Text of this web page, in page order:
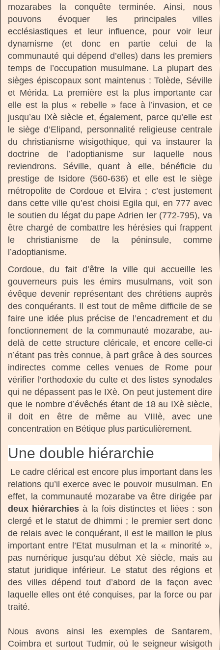
mozarabes la conquête terminée. Ainsi, nous
pouvons évoquer les principales villes
ecclésiastiques et leur influence, pour voir leur
dynamisme (et donc en partie celui de la
communauté qui dépend d’elles) dans les premiers
temps de l’occupation musulmane. La plupart des
sièges épiscopaux sont maintenus : Tolède, Séville
et Mérida. La première est la plus importante car
elle est la plus « rebelle » face à l’invasion, et ce
jusqu’au IXè siècle et, également, parce qu’elle est
le siège d’Elipand, personnalité religieuse centrale
du christianisme wisigothique, qui va instaurer la
doctrine de l’adoptianisme sur laquelle nous
reviendrons. Séville, quant à elle, bénéficie du
prestige de Isidore (560-636) et elle est le siège
métropolite de Cordoue et Elvira ; c’est justement
dans cette ville qu’est choisi Egila qui, en 777 avec
le soutien du légat du pape Adrien Ier (772-795), va
être chargé de combattre les hérésies qui frappent
le christianisme de la péninsule, comme
l’adoptianisme.
Cordoue, du fait d’être la ville qui accueille les
gouverneurs puis les émirs musulmans, voit son
évêque devenir représentant des chrétiens auprès
des conquérants. Il est tout de même difficile de se
faire une idée plus précise de l’encadrement et du
fonctionnement de la communauté mozarabe, au-
delà de cette structure cléricale, et encore celle-ci
n’étant pas très connue, à part grâce à des sources
indirectes comme celles venues de Rome pour
vérifier l’orthodoxie du culte et des listes synodales
qui ne dépassent pas le IXè. On peut justement dire
que le nombre d’évêchés étant de 18 au IXè siècle,
il doit en être de même au VIIIè, avec une
concentration en Bétique plus particulièrement.
Une double hiérarchie
Le cadre clérical est encore plus important dans les
relations qu’il exerce avec le pouvoir musulman. En
effet, la communauté mozarabe va être dirigée par
deux hiérarchies à la fois distinctes et liées : son
clergé et le statut de dhimmi ; le premier sert donc
de relais avec le conquérant, il est le maillon le plus
important entre l’Etat musulman et la « minorité »,
pas numérique jusqu’au début Xè siècle, mais au
statut juridique inférieur. Le statut des régions et
des villes dépend tout d’abord de la façon avec
laquelle elles ont été conquises, par la force ou par
traité.
Nous avons ainsi les exemples de Santarem,
Coimbra et surtout Tudmir, où le seigneur wisigoth